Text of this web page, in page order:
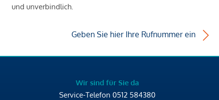
und unverbindlich.
Geben Sie hier Ihre Rufnummer ein
Wir sind für Sie da
Service-Telefon 0512 584380